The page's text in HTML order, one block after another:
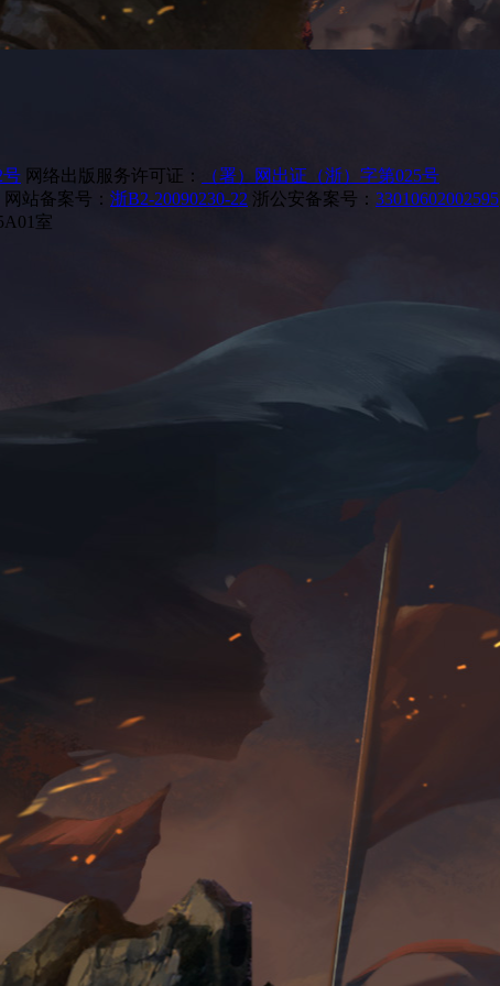
号 网络出版服务许可证：
（署）网出证（浙）字第025号
网站备案号： 浙B2-20090230-22 浙公安备案号： 33010602002595
室